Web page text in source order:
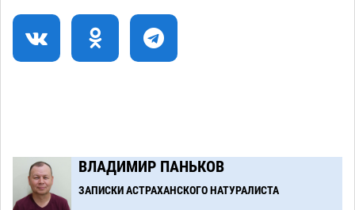
15:14 Гость из Чечни утонул в реке под Астраханью
Загрузить еще
ВЛАДИМИР ПАНЬКОВ
ЗАПИСКИ АСТРАХАНСКОГО НАТУРАЛИСТА